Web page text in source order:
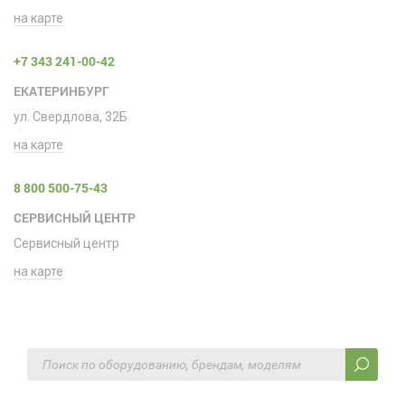
на карте
+7 343 241-00-42
ЕКАТЕРИНБУРГ
ул. Свердлова, 32Б
на карте
8 800 500-75-43
СЕРВИСНЫЙ ЦЕНТР
Сервисный центр
на карте